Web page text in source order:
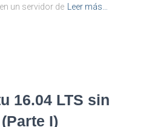
un servidor de
Leer más…
16.04 LTS sin
I)